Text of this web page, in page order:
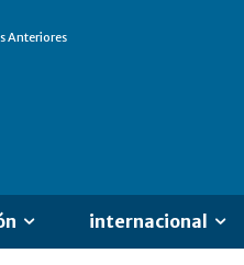
Anteriores
internacional